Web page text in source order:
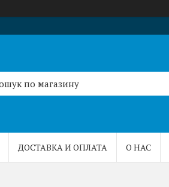
ДОСТАВКА И ОПЛАТА О НАС